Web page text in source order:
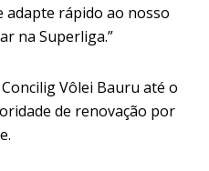
adapte rápido ao nosso
na Superliga.”
Vôlei Bauru até o
de renovação por